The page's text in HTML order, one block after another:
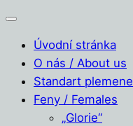
Úvodní stránka
O nás / About us
Standart plemene
Feny / Females
„Glorie“